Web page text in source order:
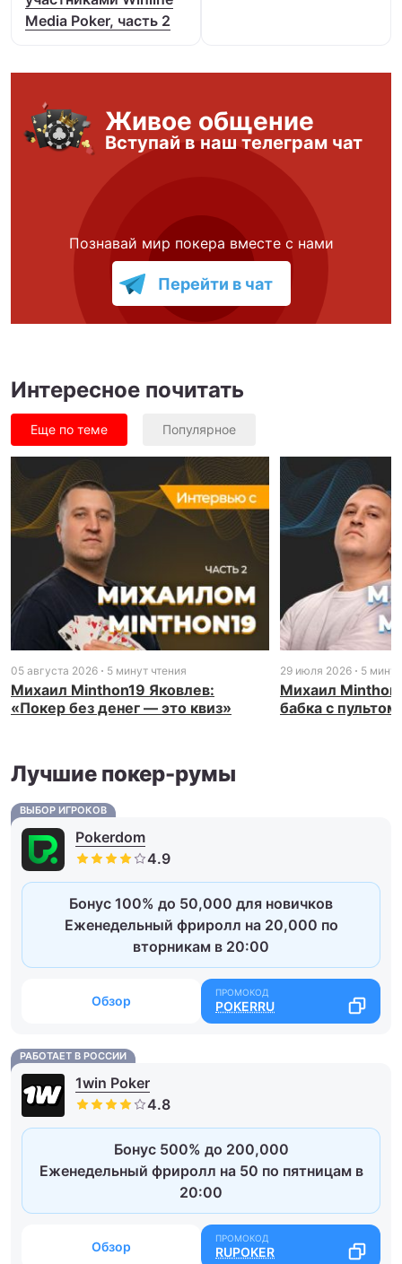
Media Poker, часть 2
Живое общение
Вступай в наш телеграм чат
Познавай мир покера вместе с нами
Перейти в чат
Интересное почитать
Еще по теме Популярное
05 августа 2026 5 минут чтения
Михаил Minthon19 Яковлев:
«Покер без денег — это квиз»
29 июля 2026 5
Михаил
бабка с
Лучшие покер-румы
ВЫБОР ИГРОКОВ
Pokerdom
Бонус 100% до 50,000 для новичков
Еженедельный фриролл на 20,000 по
вторникам в 20:00
Обзор POKERRU
РАБОТАЕТ В РОССИИ
1win Poker
Бонус 500% до 200,000
Еженедельный фриролл на 50 по пятницам в
20:00
Обзор RUPOKER